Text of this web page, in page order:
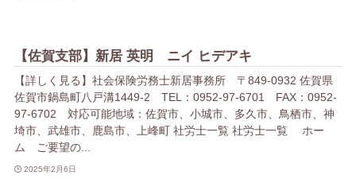
【佐賀支部】新居 英明 ニイ ヒデアキ
【詳しく見る】社会保険労務士新居事務所 〒849-0932 佐賀県
佐賀市鍋島町八戸溝1449-2 TEL：0952-97-6701 FAX：0952-
97-6702 対応可能地域：佐賀市、小城市、多久市、鳥栖市、神
埼市、武雄市、鹿島市、上峰町 社労士一覧 社労士一覧 ホー
ム ご要望の...
2025年2月6日